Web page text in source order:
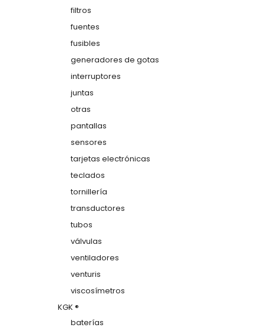
filtros
fuentes
fusibles
generadores de gotas
interruptores
juntas
otras
pantallas
sensores
tarjetas electrónicas
teclados
tornillería
transductores
tubos
válvulas
ventiladores
venturis
viscosímetros
KGK ®
baterías